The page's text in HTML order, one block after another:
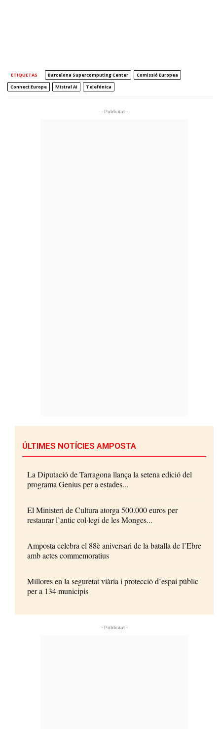
ETIQUETAS Barcelona Supercomputing Center
Comissió Europea
Connect Europe
Mistral AI Telefónica
- Publicitat -
ÚLTIMES NOTÍCIES AMPOSTA
La Diputació de Tarragona llança la setena edició del
programa Genius per a estades...
El Ministeri de Cultura atorga 500.000 euros per
restaurar l’antic col·legi de les Monges...
Amposta celebra el 88è aniversari de la batalla de l’Ebre
amb actes commemoratius
Millores en la seguretat viària i protecció d’espai públic
per a 134 municipis
- Publicitat -